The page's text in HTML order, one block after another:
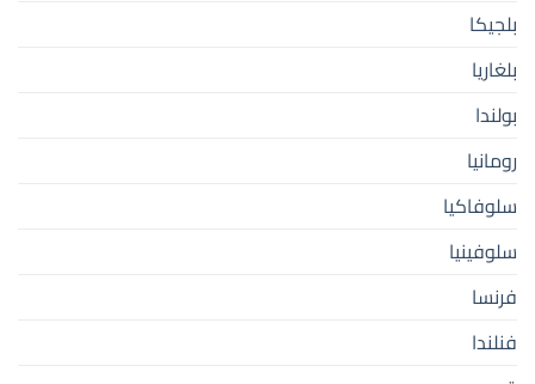
بلجيكا
بلغاريا
بولندا
رومانيا
سلوفاكيا
سلوفينيا
فرنسا
فنلندا